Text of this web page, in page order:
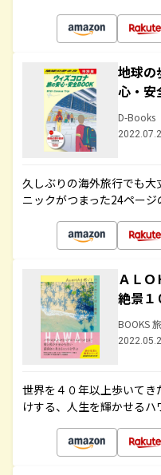
地球の
心・安
D-Books
久しぶりの海外旅行でも
ニックがつまった24ペー
ＡＬ
絶景１
BOOKS
世界を４０年以上歩いて
けする、人生を輝かせる